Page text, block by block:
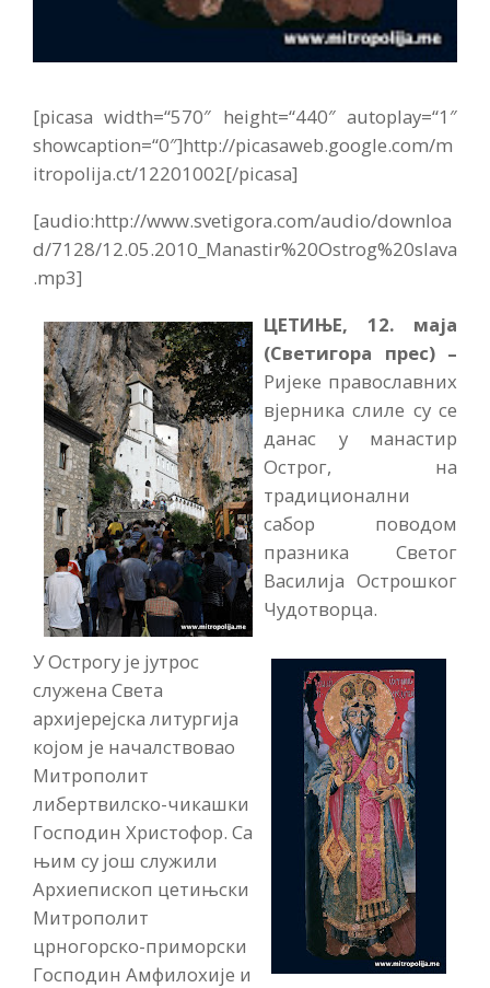
[picasa width=“570″ height=“440″ autoplay=“1″
showcaption=“0″]http://picasaweb.google.com/m
itropolija.ct/12201002[/picasa]
[audio:http://www.svetigora.com/audio/downloa
d/7128/12.05.2010_Manastir%20Ostrog%20slava
.mp3]
ЦЕТИЊЕ, 12. маја
(Светигора прес) –
Ријеке православних
вјерника слиле су се
данас у манастир
Острог, на
традиционални
сабор поводом
празника Светог
Василија Острошког
Чудотворца.
У Острогу је јутрос
служена Света
архијерејска литургија
којом је началствовао
Митрополит
либертвилско-чикашки
Господин Христофор. Са
њим су још служили
Архиепископ цетињски
Митрополит
црногорско-приморски
Господин Амфилохије и